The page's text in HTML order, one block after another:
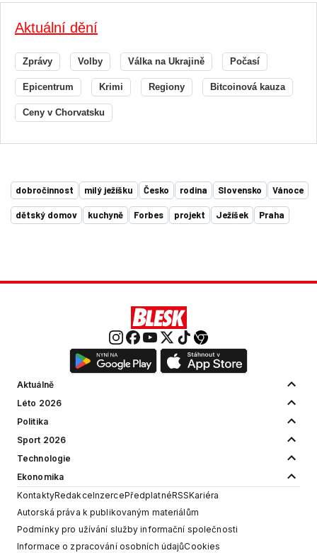
Aktuální dění
Zprávy Volby Válka na Ukrajině Počasí
Epicentrum Krimi Regiony Bitcoinová kauza
Ceny v Chorvatsku
dobročinnost milý ježíšku Česko rodina Slovensko Vánoce
dětský domov kuchyně Forbes projekt Ježíšek Praha
Aktuálně
Léto 2026
Politika
Sport 2026
Technologie
Ekonomika
KontaktyRedakceInzercePředplatnéRSSKariéra
Autorská práva k publikovaným materiálům
Podmínky pro užívání služby informační společnosti
Informace o zpracování osobních údajůCookies